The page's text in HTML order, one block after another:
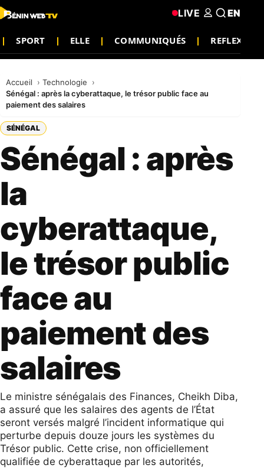
SPORT ELLE COMMUNIQUÉS
LIVE EN
Accueil
Technologie
Sénégal : après la cyberattaque, le trésor public face au
paiement des salaires
SÉNÉGAL
Sénégal : après
la
cyberattaque,
le trésor public
face au
paiement des
salaires
Le ministre sénégalais des Finances, Cheikh Diba,
a assuré que les salaires des agents de l’État
seront versés malgré l’incident informatique qui
perturbe depuis douze jours les systèmes du
Trésor public. Cette crise, non officiellement
qualifiée de cyberattaque par les autorités,